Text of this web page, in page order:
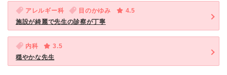
アレルギー科 目のかゆみ
4.5
施設が綺麗で先生の診察が丁寧
内科
3.5
穏やかな先生